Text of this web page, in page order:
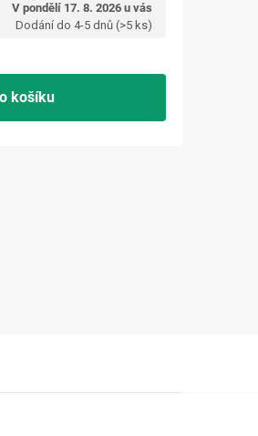
V pondělí 17. 8. 2026 u vás
Dodání do 4-5 dnů (>5 ks)
košíku